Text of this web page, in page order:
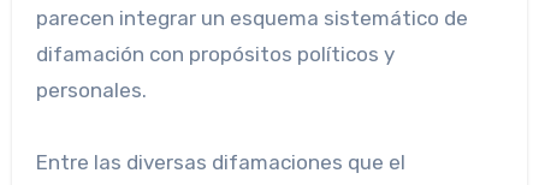
parecen integrar un esquema sistemático de
difamación con propósitos políticos y
personales.
Entre las diversas difamaciones que el